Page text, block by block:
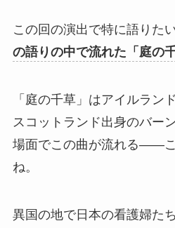
この回の演出で特に語りたい
の語りの中で流れた「庭の
「庭の千草」はアイルラン
スコットランド出身のバー
場面でこの曲が流れる——
ね。
異国の地で日本の看護婦た